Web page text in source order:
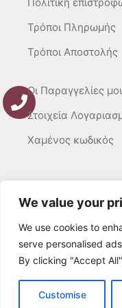
We value your
We use cookies to
serve personalised
By clicking "Accept
Customise
Τρόποι Πληρωμής
Τρόποι Αποστολής
Οι Παραγγελίες
Στοιχεία
Χαμένος κωδικός
Δευτ –
Τρίτ. –
© 2022